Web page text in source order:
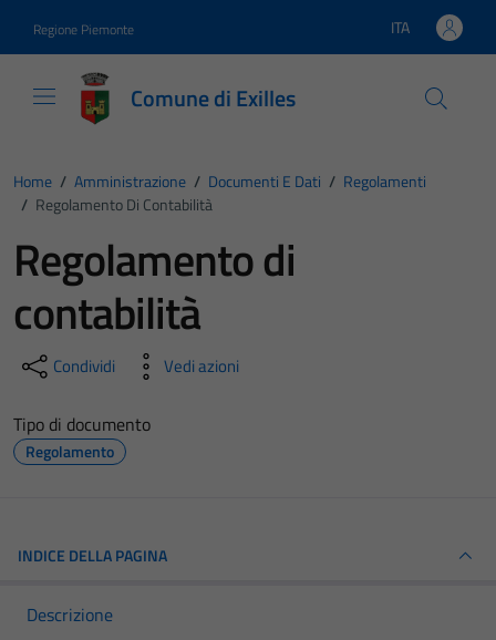
Regione Piemonte Lingua attiva:
ITA
Comune di Exilles
Home / Amministrazione / Documenti E Dati / Regolamenti
/ Regolamento Di Contabilità
Regolamento di
contabilità
Condividi Vedi azioni
Tipo di documento
Regolamento
INDICE DELLA PAGINA
Descrizione